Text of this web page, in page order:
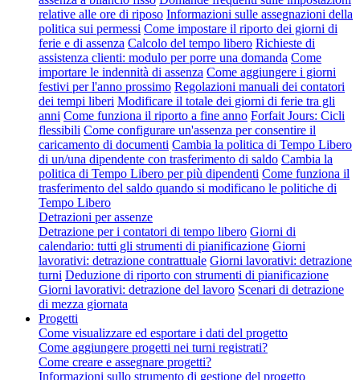
relative alle ore di riposo Informazioni sulle assegnazioni della
politica sui permessi Come impostare il riporto dei giorni di
ferie e di assenza Calcolo del tempo libero Richieste di
assistenza clienti: modulo per porre una domanda Come
importare le indennità di assenza Come aggiungere i giorni
festivi per l'anno prossimo Regolazioni manuali dei contatori
dei tempi liberi Modificare il totale dei giorni di ferie tra gli
anni Come funziona il riporto a fine anno Forfait Jours: Cicli
flessibili Come configurare un'assenza per consentire il
caricamento di documenti Cambia la politica di Tempo Libero
di un/una dipendente con trasferimento di saldo Cambia la
politica di Tempo Libero per più dipendenti Come funziona il
trasferimento del saldo quando si modificano le politiche di
Tempo Libero
Detrazioni per assenze
Detrazione per i contatori di tempo libero Giorni di
calendario: tutti gli strumenti di pianificazione Giorni
lavorativi: detrazione contrattuale Giorni lavorativi: detrazione
turni Deduzione di riporto con strumenti di pianificazione
Giorni lavorativi: detrazione del lavoro Scenari di detrazione
di mezza giornata
Progetti
Come visualizzare ed esportare i dati del progetto
Come aggiungere progetti nei turni registrati?
Come creare e assegnare progetti?
Informazioni sullo strumento di gestione del progetto